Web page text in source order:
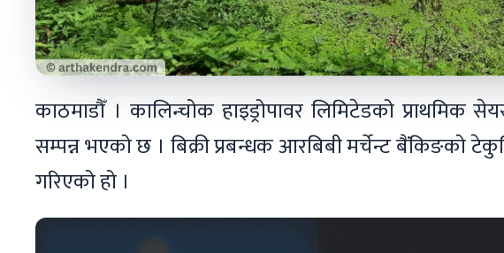
काठमाडौँ । कालिन्चोक हाइड्रोपावर लिमिटेडको
सम्पन्न भएको छ । बिक्री प्रबन्धक आरबिबी मर्चेन्ट बैंकिङको
गरिएको हो ।